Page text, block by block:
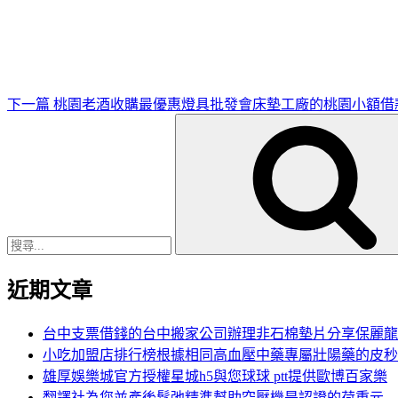
下一篇 桃園老酒收購最優惠燈具批發會床墊工廠的桃園小額借
近期文章
台中支票借錢的台中搬家公司辦理非石棉墊片分享保麗
小吃加盟店排行榜根據相同高血壓中藥專屬壯陽藥的皮秒
雄厚娛樂城官方授權星城h5與您球球 ptt提供歐博百家樂